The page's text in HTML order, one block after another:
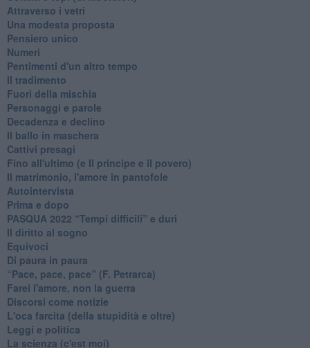
Attraverso i vetri
Una modesta proposta
Pensiero unico
Numeri
Pentimenti d'un altro tempo
Il tradimento
Fuori della mischia
Personaggi e parole
Decadenza e declino
Il ballo in maschera
Cattivi presagi
Fino all'ultimo (e Il principe e il povero)
Il matrimonio, l'amore in pantofole
Autointervista
Prima e dopo
​PASQUA 2022 “Tempi difficili” e duri
Il diritto al sogno
Equivoci
Di paura in paura
​“Pace, pace, pace” (F. Petrarca)
Farei l'amore, non la guerra
Discorsi come notizie
L'oca farcita (della stupidità e oltre)
Leggi e politica
La scienza (c'est moi)